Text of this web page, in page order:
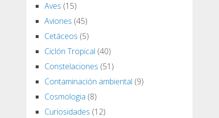
Aves (15)
Aviones (45)
Cetáceos (5)
Ciclón Tropical (40)
Constelaciones (51)
Contaminación ambiental (9)
Cosmologia (8)
Curiosidades (12)